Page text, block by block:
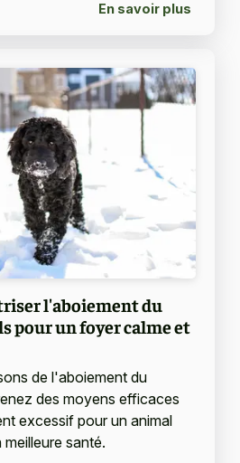
En savoir plus
l'aboiement du
pour un foyer calme et
de l'aboiement du
des moyens efficaces
excessif pour un animal
santé.